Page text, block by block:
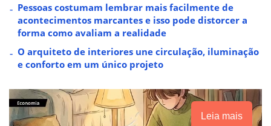
Pessoas costumam lembrar mais facilmente de
acontecimentos marcantes e isso pode distorcer a
forma como avaliam a realidade
O arquiteto de interiores une circulação, iluminação
e conforto em um único projeto
Leia mais